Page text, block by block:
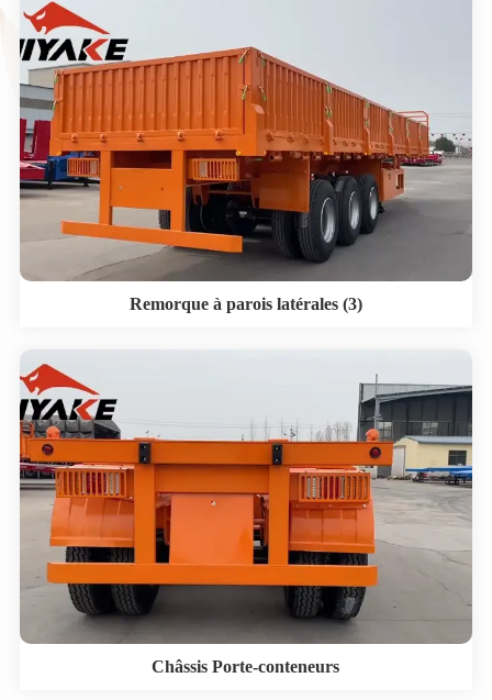
Remorque à parois latérales (3)
Châssis Porte-conteneurs